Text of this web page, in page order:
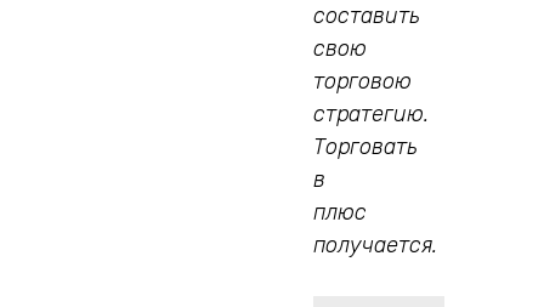
составить
свою
торговою
стратегию.
Торговать
в
плюс
получается.